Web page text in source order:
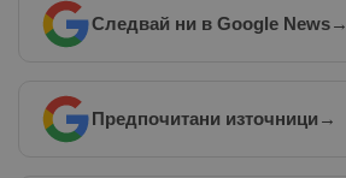
Следвай ни в Google News→
Предпочитани източници →